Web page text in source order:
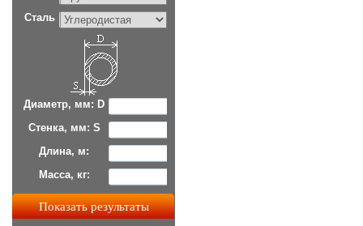
Сталь
Диаметр, мм: D
Стенка, мм: S
Длина, м:
Масса, кг: